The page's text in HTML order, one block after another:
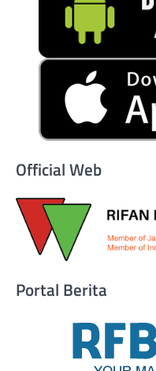
Official Web
Portal Berita